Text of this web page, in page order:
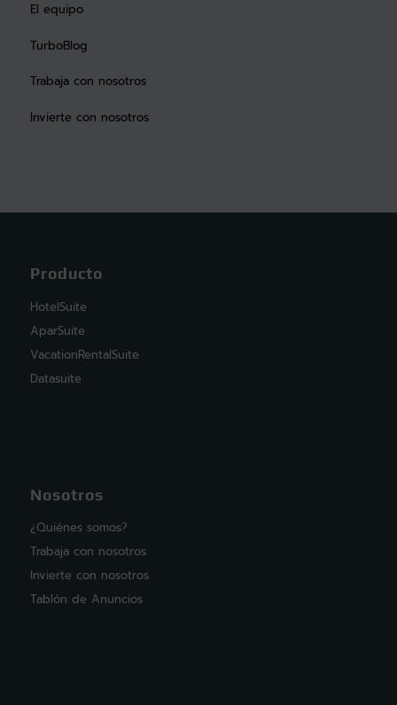
El equipo
TurboBlog
Trabaja con nosotros
Invierte con nosotros
Producto
HotelSuite
AparSuite
VacationRentalSuite
Datasuite
Nosotros
¿Quiénes somos?
Trabaja con nosotros
Invierte con nosotros
Tablón de Anuncios